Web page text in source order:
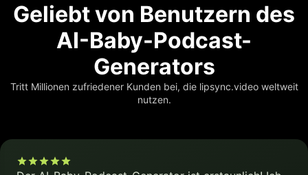
Geliebt von Benutzern des
AI-Baby-Podcast-
Generators
Tritt Millionen zufriedener Kunden bei, die lipsync.video weltweit
nutzen.